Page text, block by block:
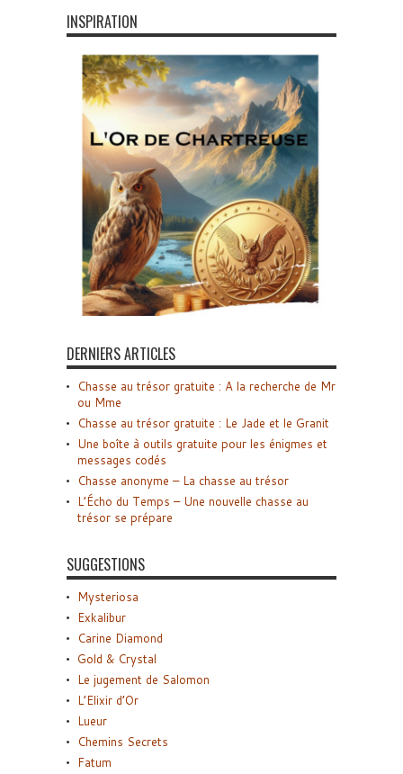
INSPIRATION
DERNIERS ARTICLES
Chasse au trésor gratuite : A la recherche de Mr
ou Mme
Chasse au trésor gratuite : Le Jade et le Granit
Une boîte à outils gratuite pour les énigmes et
messages codés
Chasse anonyme – La chasse au trésor
L’Écho du Temps – Une nouvelle chasse au
trésor se prépare
SUGGESTIONS
Mysteriosa
Exkalibur
Carine Diamond
Gold & Crystal
Le jugement de Salomon
L’Elixir d’Or
Lueur
Chemins Secrets
Fatum